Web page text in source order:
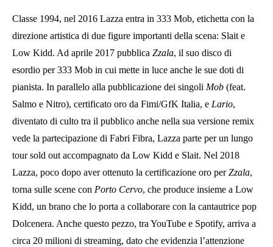
Classe 1994, nel 2016 Lazza entra in 333 Mob, etichetta con la
direzione artistica di due figure importanti della scena: Slait e
Low Kidd. Ad aprile 2017 pubblica Zzala, il suo disco di
esordio per 333 Mob in cui mette in luce anche le sue doti di
pianista. In parallelo alla pubblicazione dei singoli Mob (feat.
Salmo e Nitro), certificato oro da Fimi/GfK Italia, e Lario,
diventato di culto tra il pubblico anche nella sua versione remix
vede la partecipazione di Fabri Fibra, Lazza parte per un lungo
tour sold out accompagnato da Low Kidd e Slait. Nel 2018
Lazza, poco dopo aver ottenuto la certificazione oro perZzala,
torna sulle scene con Porto Cervo, che produce insieme a Low
Kidd, un brano che lo porta a collaborare con la cantautrice pop
Dolcenera. Anche questo pezzo, tra YouTube e Spotify, arriva a
circa 20 milioni di streaming, dato che evidenzia l’attenzione